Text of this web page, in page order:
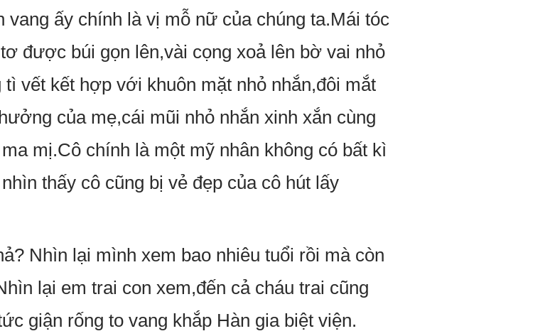
vang ấy chính là vị mỗ nữ của chúng ta.Mái tóc
được búi gọn lên,vài cọng xoả lên bờ vai nhỏ
vết kết hợp với khuôn mặt nhỏ nhắn,đôi mắt
của mẹ,cái mũi nhỏ nhắn xinh xắn cùng
mị.Cô chính là một mỹ nhân không có bất kì
thấy cô cũng bị vẻ đẹp của cô hút lấy
Nhìn lại mình xem bao nhiêu tuổi rồi mà còn
lại em trai con xem,đến cả cháu trai cũng
giận rống to vang khắp Hàn gia biệt viện.